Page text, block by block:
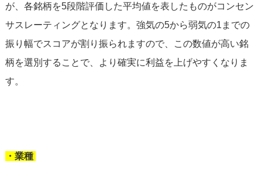
が、各銘柄を5段階評価した平均値を表したものがコンセン
サスレーティングとなります。強気の5から弱気の1までの
振り幅でスコアが割り振られますので、この数値が高い銘
柄を選別することで、より確実に利益を上げやすくなりま
す。
・業種